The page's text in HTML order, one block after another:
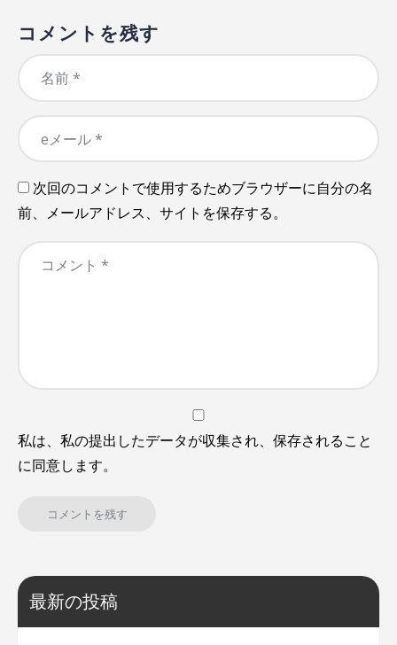
コメントを残す
次回のコメントで使用するためブラウザーに自分の名
前、メールアドレス、サイトを保存する。
私は、私の提出したデータが収集され、保存されること
に同意します。
最新の投稿